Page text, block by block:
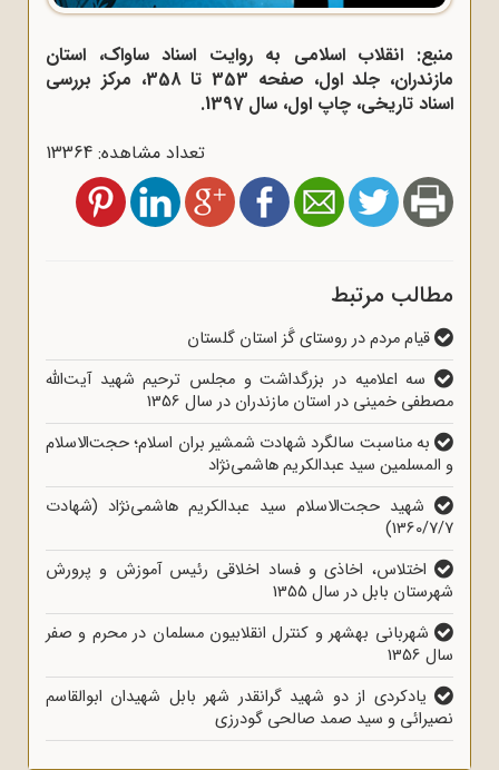
منبع: انقلاب اسلامی به روایت اسناد ساواک، استان
مازندران، جلد اول، صفحه 353 تا 358، مرکز بررسی
اسناد تاریخی، چاپ اول، سال 1397.
تعداد مشاهده: 13364
مطالب مرتبط
قیام مردم در روستای گَز استان گلستان
سه اعلامیه در بزرگداشت و مجلس ترحیم شهید آیت‌الله
مصطفی خمینی در استان مازندران در سال 1356
به مناسبت سالگرد شهادت شمشیر بران اسلام؛ حجت‌الاسلام‌
و المسلمین سید عبدالکریم هاشمی‌نژاد
شهید حجت‌الاسلام سید عبدالکریم هاشمی‌نژاد (شهادت
1360/7/7)
اختلاس، اخاذی و فساد اخلاقی رئیس آموزش و پرورش
شهرستان بابل در سال 1355
شهربانی بهشهر و کنترل انقلابیون مسلمان در محرم و صفر
سال 1356
یادکردی از دو شهید گرانقدر شهر بابل شهیدان ابوالقاسم
نصیرائی و سید صمد صالحی گودرزی